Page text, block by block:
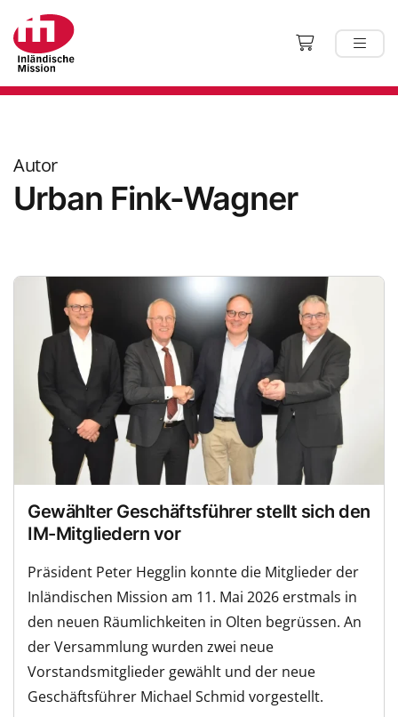
Autor
Urban Fink-Wagner
Gewählter Geschäftsführer stellt sich den
IM-Mitgliedern vor
Präsident Peter Hegglin konnte die Mitglieder der
Inländischen Mission am 11. Mai 2026 erstmals in
den neuen Räumlichkeiten in Olten begrüssen. An
der Versammlung wurden zwei neue
Vorstandsmitglieder gewählt und der neue
Geschäftsführer Michael Schmid vorgestellt.